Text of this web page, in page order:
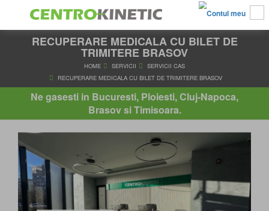
RECUPERARE MEDICALA CU BILET DE
TRIMITERE BRASOV
HOME SERVICII
SERVICII CAS
RECUPERARE MEDICALA CU BILET DE TRIMITERE
Ne gasesti in Bucuresti, Ploiesti, Cluj-Napoca,
Brasov si Timisoara.